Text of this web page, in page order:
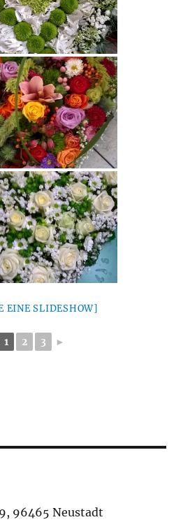
EINE SLIDESHOW]
1 2 3 ►
96465 Neustadt